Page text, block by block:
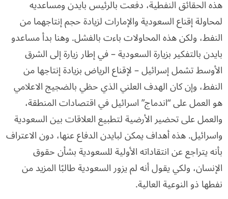
هذه الحقائق النفطية، دفعت بالرئيس بايدن ومساعديه
لمحاولة إقناع السعودية والإمارات لزيادة حجم إنتاجهما من
النفط، ولكن هذه المحاولات باءت بالفشل. وهنا بدأ مساعدو
بايدن بالتفكير بزيارة السعودية – في إطار زيارة إلى الشرق
الأوسط تشمل إسرائيل – لإقناع الرياض بزيادة إنتاجها من
النفط، وإن كان الهدف العلني الذي حظي بالضجيج الاعلامي
هو العمل على “اندماج” اسرائيل في اقتصادات المنطقة،
والعمل على تحضير الأرضية لتطبيع العلاقات بين السعودية
واسرائيل. هذه أهداف يمكن لبايدن الدفاع عنها، دون الاعتراف
بأنه يتراجع عن انتقاداته الأولية للسعودية بشأن حقوق
الإنسان، ولكي يقول أنه لم يزور السعودية طالبًا المزيد من
نفطها ذو النوعية العالية.